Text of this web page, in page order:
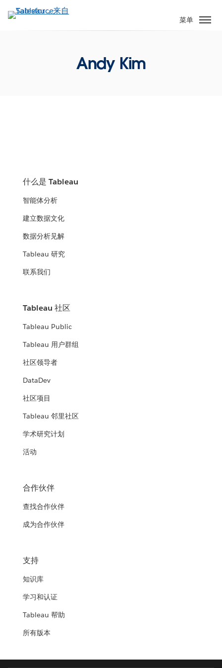
转
菜单
Andy Kim
什么是 Tableau
智能体分析
建立数据文化
数据分析见解
Tableau 研究
联系我们
Tableau 社区
Tableau Public
Tableau 用户群组
社区领导者
DataDev
社区项目
Tableau 邻里社区
学术研究计划
活动
合作伙伴
查找合作伙伴
成为合作伙伴
支持
知识库
学习和认证
Tableau 帮助
所有版本